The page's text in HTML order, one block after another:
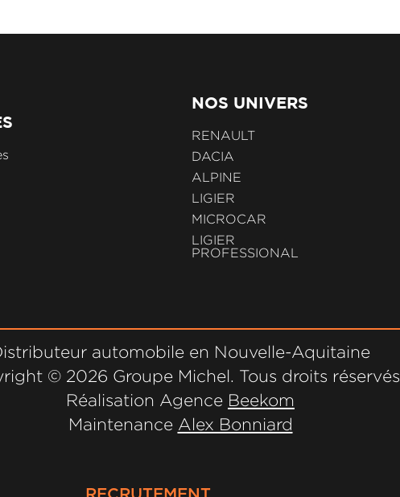
NOS UNIVERS
RENAULT
DACIA
ALPINE
LIGIER
MICROCAR
LIGIER
PROFESSIONAL
automobile en Nouvelle-Aquitaine
© 2026 Groupe Michel. Tous droits réservés
Réalisation Agence Beekom
Maintenance Alex Bonniard